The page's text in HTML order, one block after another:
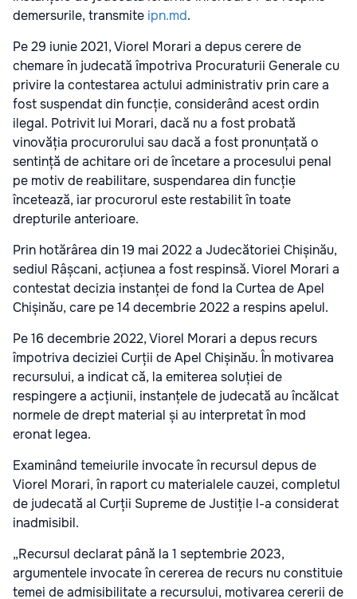
demersurile, transmite ipn.md.
Pe 29 iunie 2021, Viorel Morari a depus cerere de
chemare în judecată împotriva Procuraturii Generale cu
privire la contestarea actului administrativ prin care a
fost suspendat din funcție, considerând acest ordin
ilegal. Potrivit lui Morari, dacă nu a fost probată
vinovăția procurorului sau dacă a fost pronunțată o
sentință de achitare ori de încetare a procesului penal
pe motiv de reabilitare, suspendarea din funcție
încetează, iar procurorul este restabilit în toate
drepturile anterioare.
Prin hotărârea din 19 mai 2022 a Judecătoriei Chișinău,
sediul Râșcani, acțiunea a fost respinsă. Viorel Morari a
contestat decizia instanței de fond la Curtea de Apel
Chișinău, care pe 14 decembrie 2022 a respins apelul.
Pe 16 decembrie 2022, Viorel Morari a depus recurs
împotriva deciziei Curții de Apel Chișinău. În motivarea
recursului, a indicat că, la emiterea soluției de
respingere a acțiunii, instanțele de judecată au încălcat
normele de drept material și au interpretat în mod
eronat legea.
Examinând temeiurile invocate în recursul depus de
Viorel Morari, în raport cu materialele cauzei, completul
de judecată al Curții Supreme de Justiție l-a considerat
inadmisibil.
„Recursul declarat până la 1 septembrie 2023,
argumentele invocate în cererea de recurs nu constituie
temei de admisibilitate a recursului, motivarea cererii de